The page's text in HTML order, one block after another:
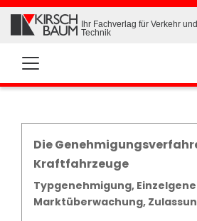
Ihr Fachverlag für Verkehr und
Technik
Die
Kraftfahrzeuge
Typgenehmigung,
Marktüberwachung,